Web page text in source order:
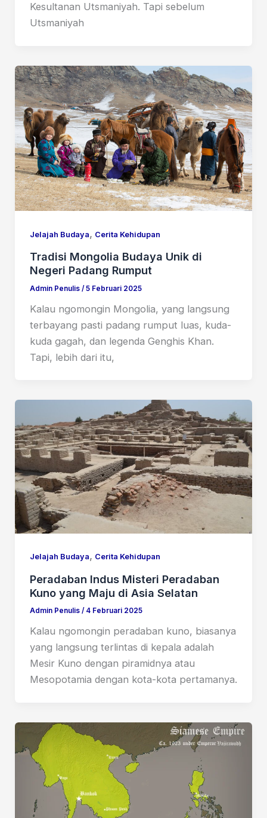
Kesultanan Utsmaniyah. Tapi sebelum
Utsmaniyah
Jelajah Budaya, Cerita Kehidupan
Tradisi Mongolia Budaya Unik di
Negeri Padang Rumput
Admin Penulis / 5 Februari 2025
Kalau ngomongin Mongolia, yang langsung
terbayang pasti padang rumput luas, kuda-
kuda gagah, dan legenda Genghis Khan.
Tapi, lebih dari itu,
Jelajah Budaya, Cerita Kehidupan
Peradaban Indus Misteri Peradaban
Kuno yang Maju di Asia Selatan
Admin Penulis / 4 Februari 2025
Kalau ngomongin peradaban kuno, biasanya
yang langsung terlintas di kepala adalah
Mesir Kuno dengan piramidnya atau
Mesopotamia dengan kota-kota pertamanya.